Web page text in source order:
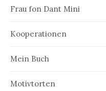
Frau fon Dant Mini
Kooperationen
Mein Buch
Motivtorten